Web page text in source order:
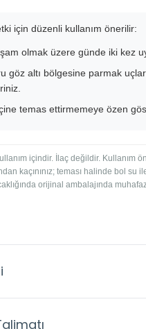
için düzenli kullanım önerilir:
olmak üzere günde iki kez
göz altı bölgesine parmak
temas ettirmemeye özen
içindir. İlaç değildir. Kullanım
kaçınınız; teması halinde bol su
orijinal ambalajında